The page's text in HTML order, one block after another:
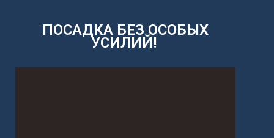
ПОСАДКА БЕЗ ОСОБЫХ
УСИЛИЙ!